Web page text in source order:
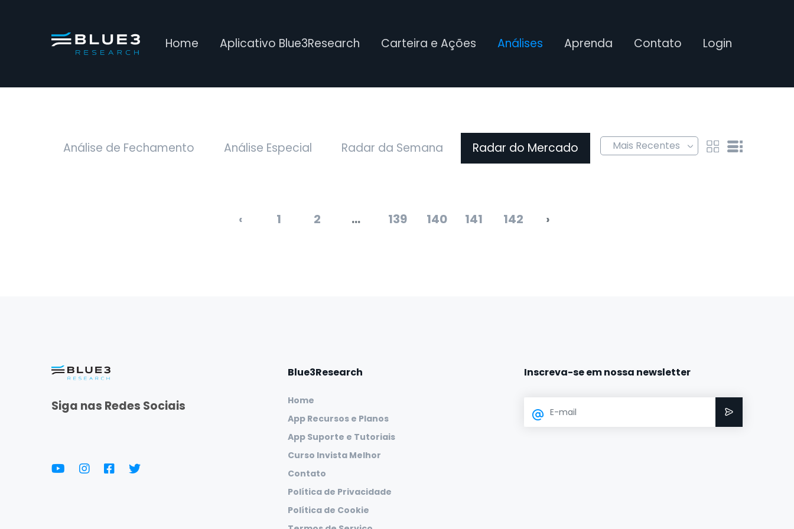
Home Aplicativo Blue3Research Carteira e Ações Análises Aprenda Contato Login
Análise de Fechamento Análise Especial Radar da Semana Radar do Mercado
‹ 1 2 ... 139 140 141 142 ›
Siga nas Redes Sociais
Blue3Research
Home
App Recursos e Planos
App Suporte e Tutoriais
Curso Invista Melhor
Contato
Política de Privacidade
Política de Cookie
Inscreva-se em nossa newsletter